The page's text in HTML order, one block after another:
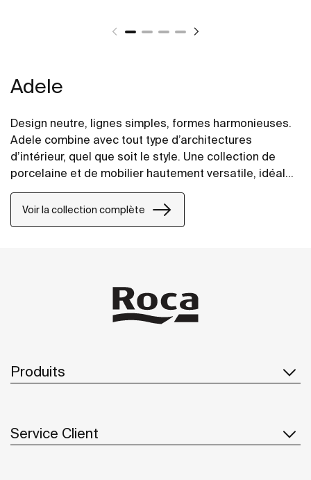
Adele
Design neutre, lignes simples, formes harmonieuses.
Adele combine avec tout type d’architectures
d’intérieur, quel que soit le style. Une collection de
porcelaine et de mobilier hautement versatile, idéale
pour renouveler la vie de la salle de bains avec la
certitude que son design perdurera dans le temps.
Voir la collection complète
Produits
Service Client